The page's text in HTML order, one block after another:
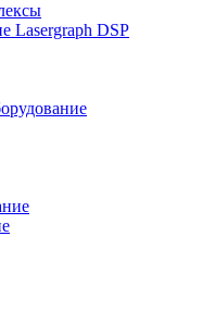
Lasergraph DSP